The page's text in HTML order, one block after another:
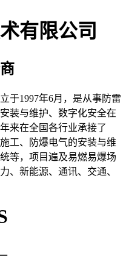
有限公司
于1997年6月，是从事防雷
装与维护、数字化安全在
来在全国各行业承接了
工、防爆电气的安装与维
等，项目遍及易燃易爆场
、新能源、通讯、交通、